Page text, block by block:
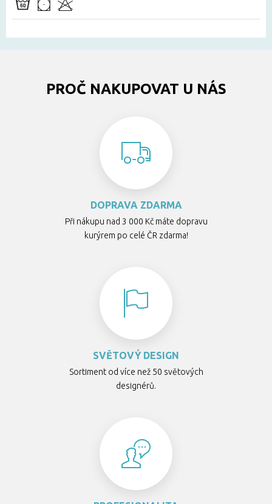
PROČ NAKUPOVAT U NÁS
DOPRAVA ZDARMA
Při nákupu nad 3 000 Kč máte dopravu
kurýrem po celé ČR zdarma!
SVĚTOVÝ DESIGN
Sortiment od více než 50 světových
designérů.